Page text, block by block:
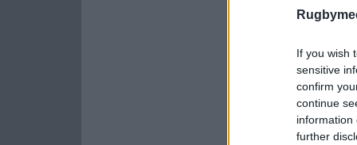
If you wish
sensitive
confirm
continue
information
further